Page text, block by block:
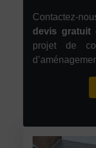
Contactez-
devis gratuit
projet de